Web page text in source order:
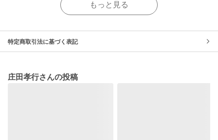
もっと見る
特定商取引法に基づく表記
庄田孝行さんの投稿